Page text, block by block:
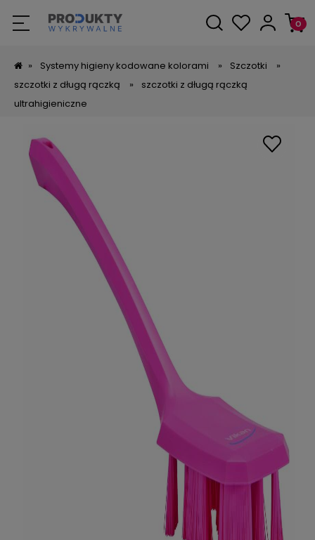
» Systemy higieny kodowane kolorami » Szczotki
»
szczotki z długą rączką
»
szczotki z długą rączką
ultrahigieniczne